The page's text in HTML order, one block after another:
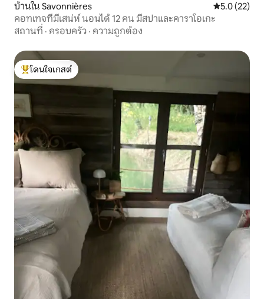
บ้านใน Savonnières คะแนนเฉลี่ย
5.0 (22)
คอทเทจที่มีเสน่ห์ นอนได้ 12 คน มีสปาและคาราโอเกะ
สถานที่ · ครอบครัว · ความถูกต้อง
โดนใจเกสต์ที่สุด
โดนใจเกสต์